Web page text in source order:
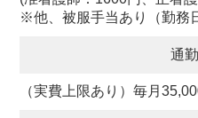
※他、被服手当あり（勤務
通
（実費上限あり）毎月